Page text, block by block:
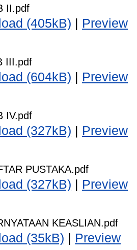
II.pdf
(405kB) | Preview
III.pdf
(604kB) | Preview
IV.pdf
(327kB) | Preview
PUSTAKA.pdf
(327kB) | Preview
KEASLIAN.pdf
(35kB) | Preview